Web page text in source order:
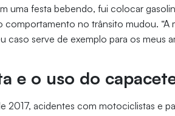
uma festa bebendo, fui colocar
comportamento no trânsito mudou. “A
caso serve de exemplo para os meus
e o uso do
2017, acidentes com motociclistas e